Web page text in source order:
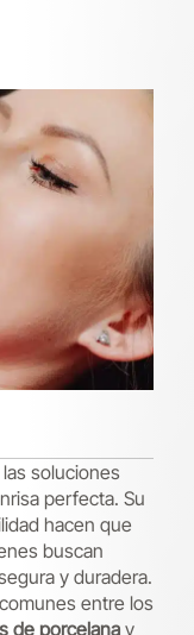
soluciones
perfecta. Su
hacen que
buscan
y duradera.
entre los
de porcelanay